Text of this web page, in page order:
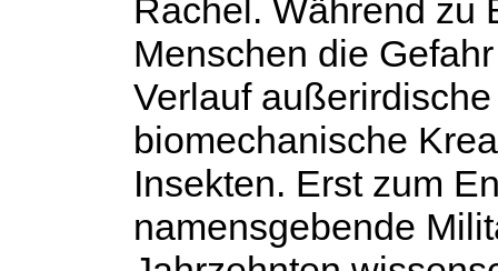
Rachel. Während zu
Menschen die
Verlauf
biomechanische
Insekten. Erst zum
namensgebende